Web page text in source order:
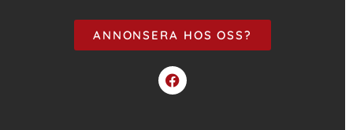
ANNONSERA HOS OSS?